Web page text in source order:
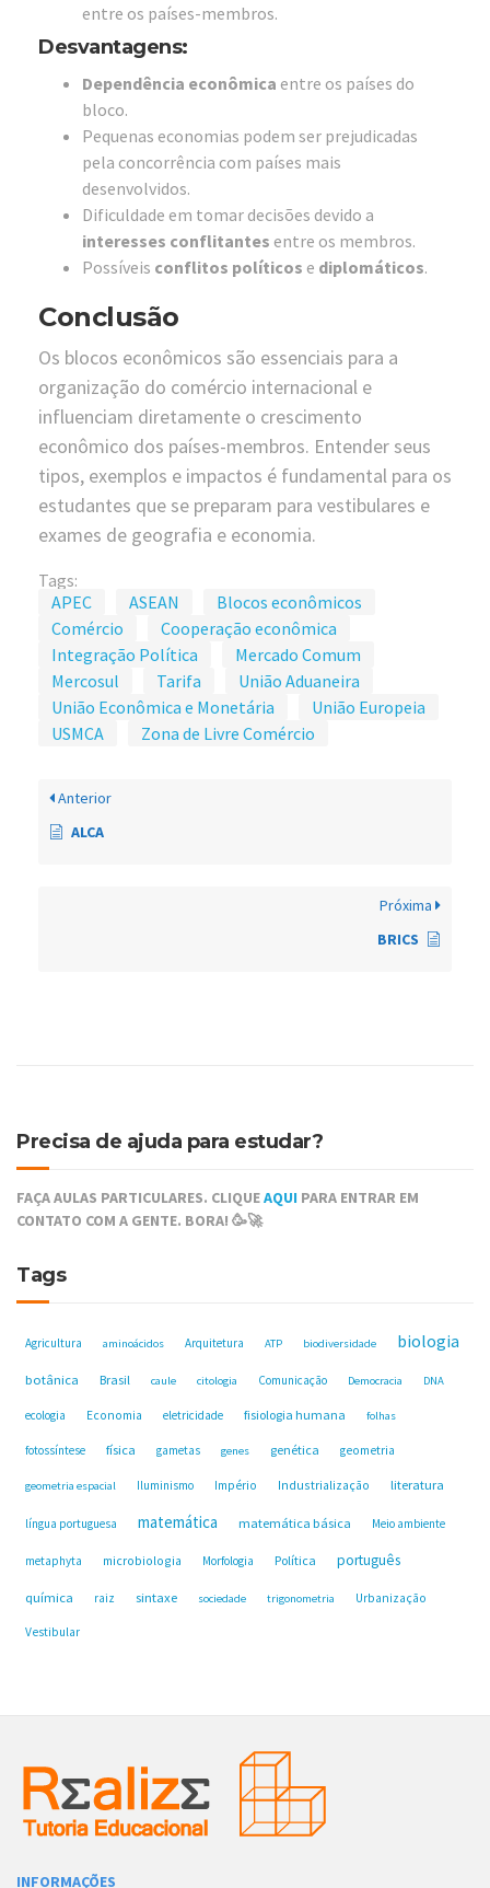
entre os países-membros.
Desvantagens:
Dependência econômica entre os países do
bloco.
Pequenas economias podem ser prejudicadas
pela concorrência com países mais
desenvolvidos.
Dificuldade em tomar decisões devido a
interesses conflitantes entre os membros.
Possíveis conflitos políticos e diplomáticos.
Conclusão
Os blocos econômicos são essenciais para a
organização do comércio internacional e
influenciam diretamente o crescimento
econômico dos países-membros. Entender seus
tipos, exemplos e impactos é fundamental para os
estudantes que se preparam para vestibulares e
exames de geografia e economia.
Tags:
APEC
ASEAN
Blocos econômicos
Comércio
Cooperação econômica
Integração Política
Mercado Comum
Mercosul
Tarifa
União Aduaneira
União Econômica e Monetária
União Europeia
USMCA
Zona de Livre Comércio
Anterior
ALCA
Próxima
BRICS
Precisa de ajuda para estudar?
FAÇA AULAS PARTICULARES. CLIQUEAQUI PARA ENTRAR EM
CONTATO COM A GENTE. BORA! 🥳🚀
Tags
Agricultura aminoácidos Arquitetura ATP biodiversidade biologia
botânica Brasil caule citologia Comunicação Democracia DNA
ecologia Economia eletricidade fisiologia humana folhas
fotossíntese física gametas genes genética geometria
geometria espacial Iluminismo Império Industrialização literatura
língua portuguesa matemática matemática básica Meio ambiente
metaphyta microbiologia Morfologia Política português
química raiz sintaxe sociedade trigonometria Urbanização
Vestibular
INFORMAÇÕES